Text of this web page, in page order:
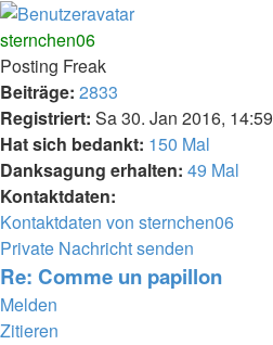
sternchen06
Posting Freak
Beiträge: 2833
Registriert: Sa 30. Jan 2016, 14:59
Hat sich bedankt: 150 Mal
Danksagung erhalten: 49 Mal
Kontaktdaten:
Kontaktdaten von sternchen06
Private Nachricht senden
Re: Comme un papillon
Melden
Zitieren